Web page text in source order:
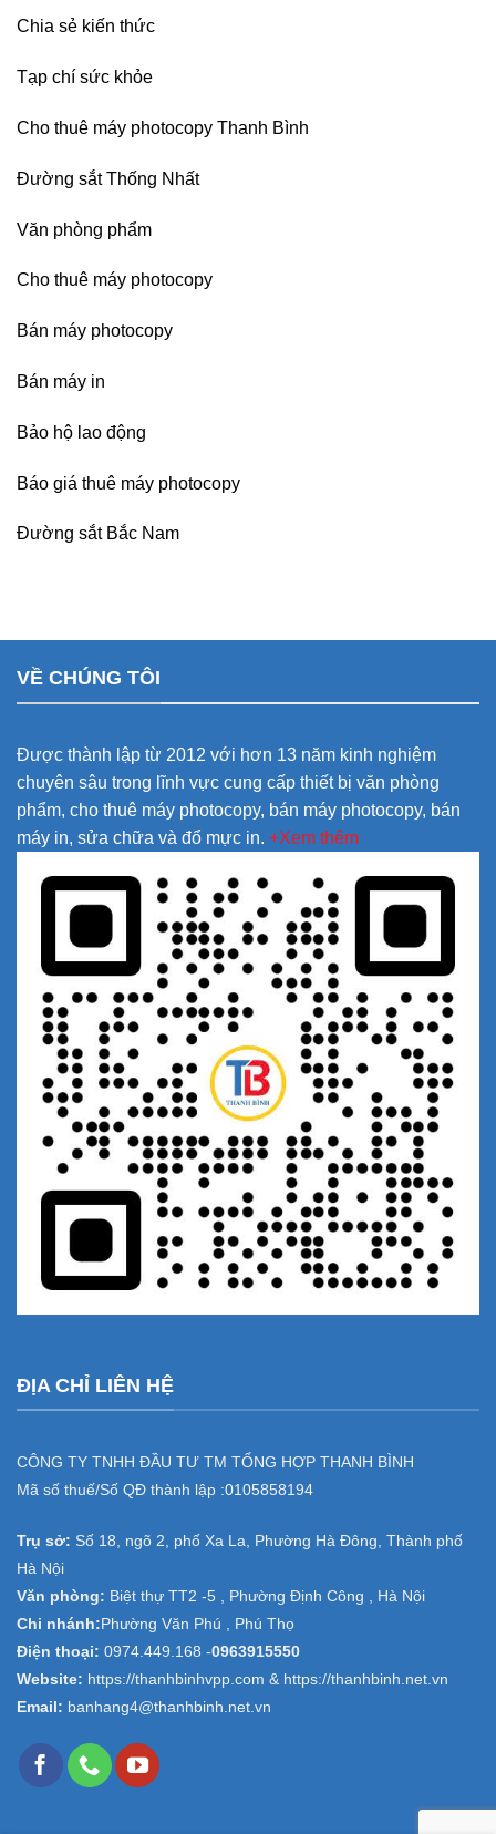
Chia sẻ kiến thức
Tạp chí sức khỏe
Cho thuê máy photocopy Thanh Bình
Đường sắt Thống Nhất
Văn phòng phẩm
Cho thuê máy photocopy
Bán máy photocopy
Bán máy in
Bảo hộ lao động
Báo giá thuê máy photocopy
Đường sắt Bắc Nam
VỀ CHÚNG TÔI
Được thành lập từ 2012 với hơn 13 năm kinh nghiệm
chuyên sâu trong lĩnh vực cung cấp thiết bị văn phòng
phẩm, cho thuê máy photocopy, bán máy photocopy, bán
máy in, sửa chữa và đổ mực in. +Xem thêm
ĐỊA CHỈ LIÊN HỆ
CÔNG TY TNHH ĐẦU TƯ TM TỔNG HỢP THANH BÌNH
Mã số thuế/Số QĐ thành lập :0105858194
Trụ sở: Số 18, ngõ 2, phố Xa La, Phường Hà Đông, Thành phố
Hà Nội
Văn phòng: Biệt thự TT2 -5 , Phường Định Công , Hà Nội
Chi nhánh: Phường Văn Phú , Phú Thọ
Điện thoại: 0974.449.168 -0963915550
Website: https://thanhbinhvpp.com & https://thanhbinh.net.vn
Email: banhang4@thanhbinh.net.vn